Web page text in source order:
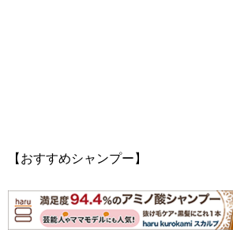
【おすすめシャンプー】